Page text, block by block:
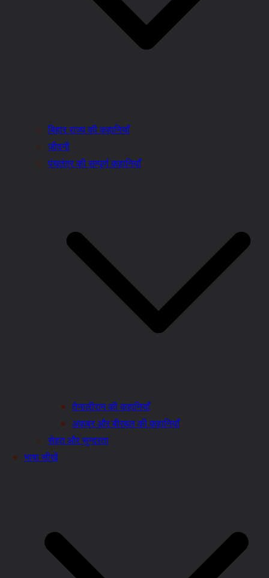
बिहार राज्य की कहानियाँ
जीवनी
पंचतंत्र की सम्पूर्ण कहानियाँ
तेनालीराम की कहानियाँ
अकबर और बीरबल की कहानियाँ
सेहत और सुन्दरता
भाषा सीखें